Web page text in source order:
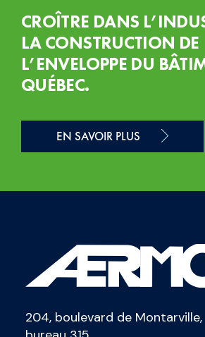
CROÎTRE DANS
LA CONSTRUCTION DE
L’ENVELOPPE DU
QUÉBEC.
EN SAVOIR PLUS
204, boulevard de Montarville,